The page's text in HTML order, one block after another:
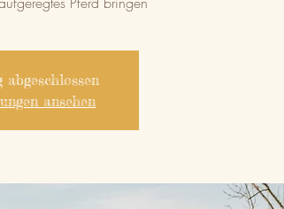
abgeschlossen
ansehen